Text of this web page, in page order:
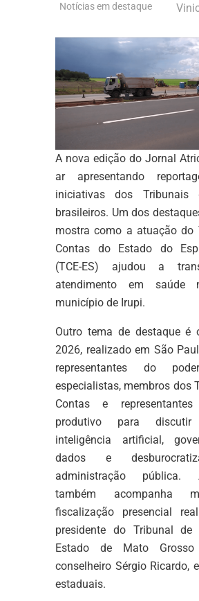
Notícias em destaque
A nova edição do Jornal
ar apresentando
iniciativas dos Tribunais
brasileiros. Um dos
mostra como a atuação do
Contas do Estado do
(TCE-ES) ajudou a
atendimento em saúde
município de Irupi.
Outro tema de destaque é
2026, realizado em São
representantes do
especialistas, membros dos
Contas e
produtivo para discutir
inteligência artificial,
dados e
administração
também acompanha
fiscalização presencial
presidente do Tribunal de
Estado de Mato Grosso
conselheiro Sérgio Ricardo,
estaduais.